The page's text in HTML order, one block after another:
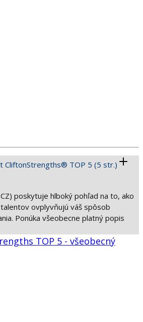
CliftonStrengths® TOP 5 (5 str.)
poskytuje hlboký pohľad na to, ako
ovplyvňujú váš spôsob
Ponúka všeobecne platný popis